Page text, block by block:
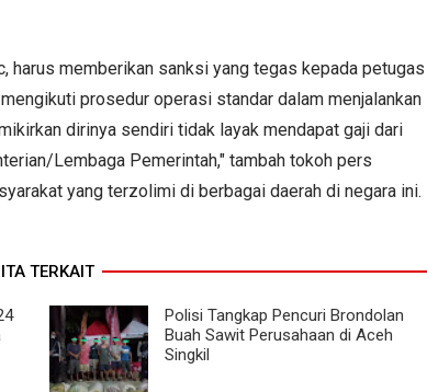
harus memberikan sanksi yang tegas kepada petugas
prosedur operasi standar dalam menjalankan
dirinya sendiri tidak layak mendapat gaji dari
Lembaga Pemerintah," tambah tokoh pers
yang terzolimi di berbagai daerah di negara ini.
TERKAIT
Polisi Tangkap Pencuri Brondolan
Buah Sawit Perusahaan di Aceh
Singkil